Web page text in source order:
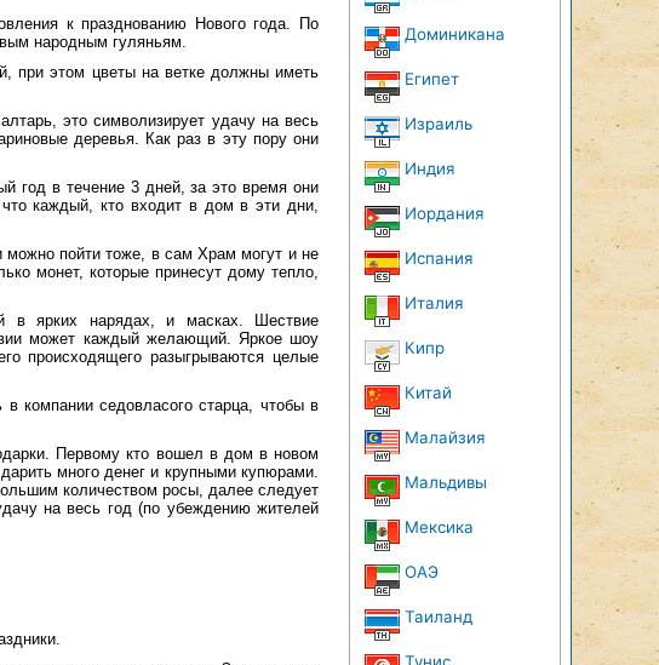
к празднованию Нового года. По
народным гуляньям.
при этом цветы на ветке должны иметь
это символизирует удачу на весь
деревья. Как раз в эту пору они
год в течение 3 дней, за это время они
каждый, кто входит в дом в эти дни,
можно пойти тоже, в сам Храм могут и не
монет, которые принесут дому тепло,
в ярких нарядах, и масках. Шествие
может каждый желающий. Яркое шоу
происходящего разыгрываются целые
компании седовласого старца, чтобы в
Первому кто вошел в дом в новом
много денег и крупными купюрами.
количеством росы, далее следует
на весь год (по убеждению жителей
Доминикана
Египет
Израиль
Индия
Иордания
Испания
Италия
Кипр
Китай
Малайзия
Мальдивы
Мексика
ОАЭ
Таиланд